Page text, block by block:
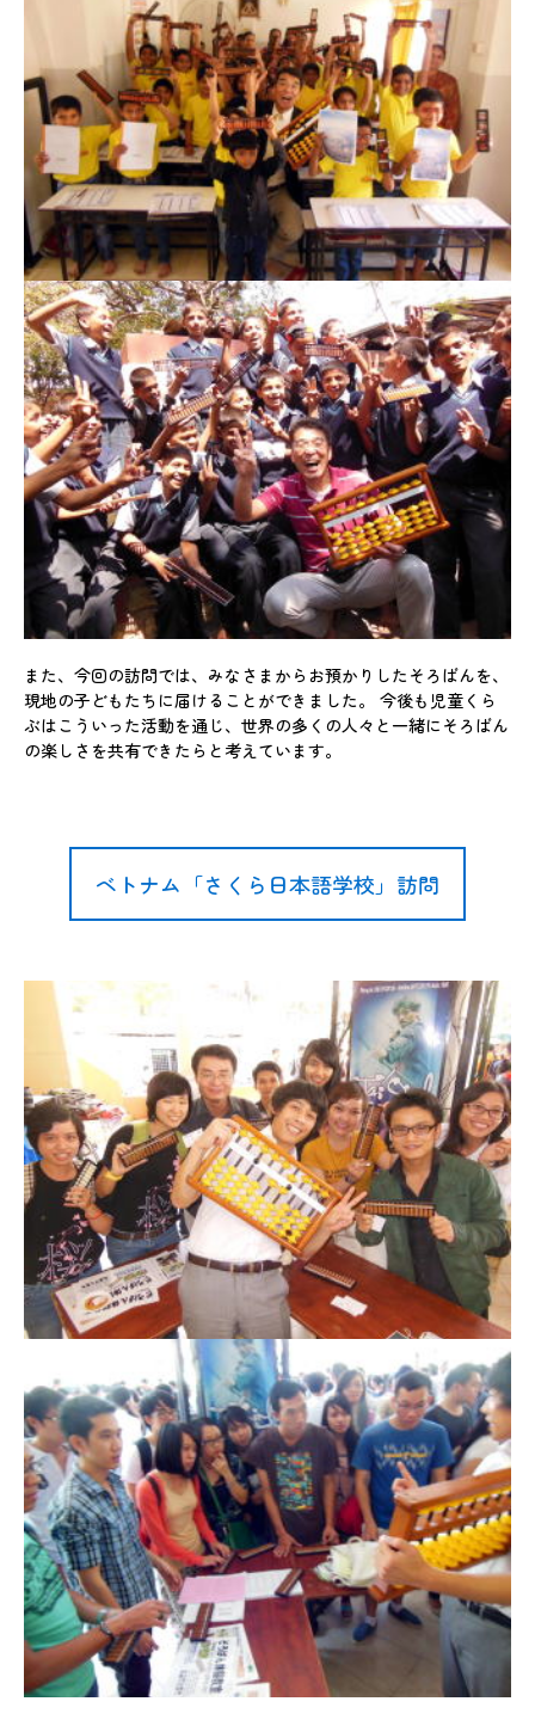
また、今回の訪問では、みなさまからお預かりしたそろばんを、
現地の子どもたちに届けることができました。 今後も児童くら
ぶはこういった活動を通じ、世界の多くの人々と一緒にそろばん
の楽しさを共有できたらと考えています。
ベトナム「さくら日本語学校」訪問